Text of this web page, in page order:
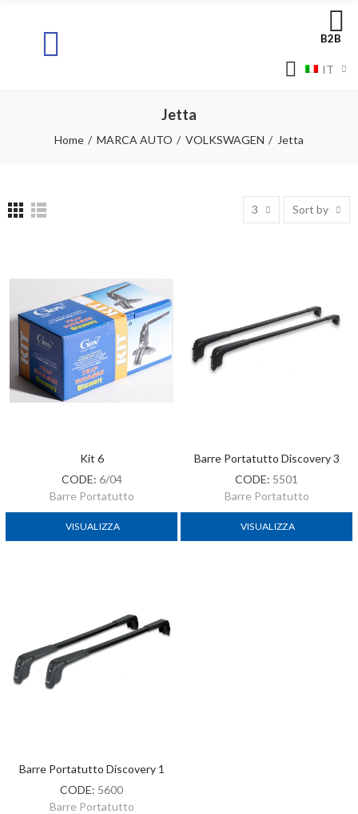
B2B
IT
Jetta
Home MARCA AUTO VOLKSWAGEN Jetta
3 Sort by
Kit 6
CODE: 6/04
Barre Portatutto
VISUALIZZA
Barre Portatutto Discovery 3
CODE: 5501
Barre Portatutto
VISUALIZZA
Barre Portatutto Discovery 1
CODE: 5600
Barre Portatutto